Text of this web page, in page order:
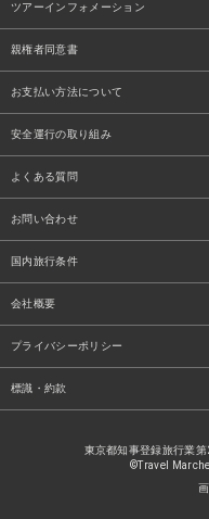
ツアーインフォメーション
親権者同意書
お支払い方法について
安全運行の取り組み
よくある質問
お問い合わせ
国内旅行条件
会社概要
プライバシーポリシー
標識・約款
東京都知事登録旅行業
©Travel